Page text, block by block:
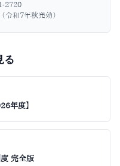
2720
令和7年秋発効）
る
年度】
完全版